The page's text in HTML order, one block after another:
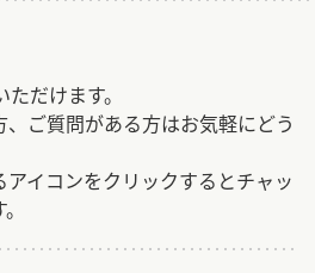
だけます。
ご質問がある方はお気軽にどう
イコンをクリックするとチャッ